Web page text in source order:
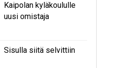
Kaipolan kyläkoululle
uusi omistaja
Sisulla siitä selvittiin